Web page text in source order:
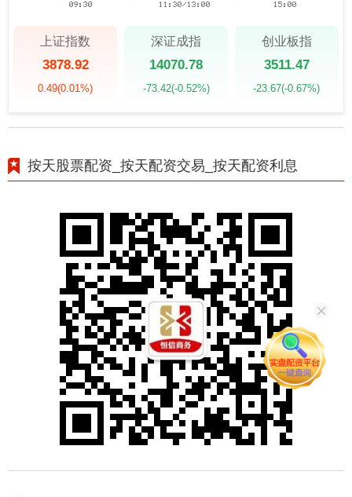
上证指数
3878.92
0.49(0.01%)
深证成指
14070.78
-73.42(-0.52%)
创业板指
3511.47
-23.67(-0.67%)
按天股票配资_按天配资交易_按天配资利息